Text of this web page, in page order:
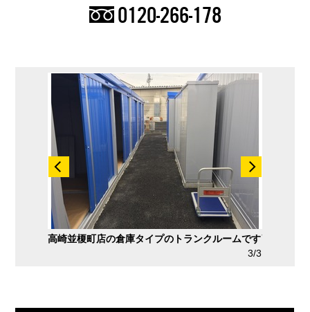
0120-266-178
高崎並榎町店の倉庫タイプのトランクルームです
3/3
高崎並榎